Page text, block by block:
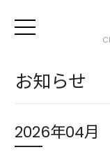
お知らせ
2026年04月